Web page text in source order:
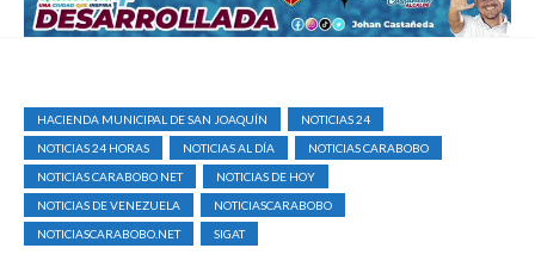
HACIENDA MUNICIPAL DE SAN JOAQUÍN
NOTICIAS 24
NOTICIAS 24 HORAS
NOTICIAS AL DÍA
NOTICIAS CARABOBO
NOTICIAS CARABOBO NET
NOTICIAS DE HOY
NOTICIAS DE VENEZUELA
NOTICIASCARABOBO
NOTICIASCARABOBO.NET
SIGAT